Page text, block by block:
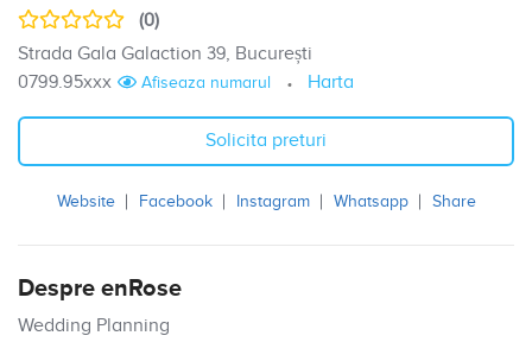
(0)
Strada Gala Galaction 39, București
0799.95xxx
Afiseaza numarul Harta
Solicita preturi
Website Facebook Instagram Whatsapp Share
Despre enRose
Wedding Planning